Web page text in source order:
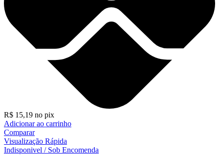
R$ 15,19 no pix
Adicionar ao carrinho
Comparar
Visualização Rápida
Indisponivel / Sob Encomenda